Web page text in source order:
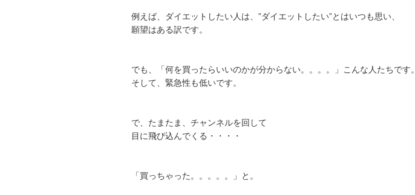
例えば、ダイエットしたい人は、”ダイエットしたい”とはいつも思い、
願望はある訳です。
でも、「何を買ったらいいのかが分からない。。。。」こんな人たちです。
そして、緊急性も低いです。
で、たまたま、チャンネルを回して
目に飛び込んでくる・・・・
「買っちゃった。。。。。」と。